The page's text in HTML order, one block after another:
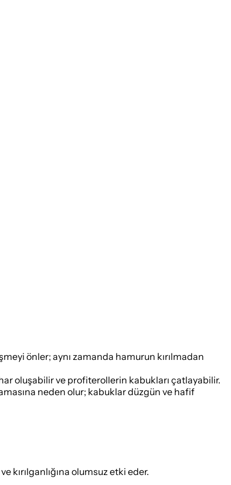
önler; aynı zamanda hamurun kırılmadan
oluşabilir ve profiterollerin kabukları çatlayabilir.
neden olur; kabuklar düzgün ve hafif
kırılganlığına olumsuz etki eder.